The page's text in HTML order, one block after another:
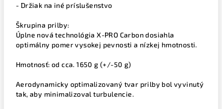
- Držiak na iné príslušenstvo
Škrupina prilby:
Úplne nová technológia X-PRO Carbon dosiahla
optimálny pomer vysokej pevnosti a nízkej hmotnosti.
Hmotnosť: od cca. 1650 g (+/-50 g)
Aerodynamicky optimalizovaný tvar prilby bol vyvinutý
tak, aby minimalizoval turbulencie.